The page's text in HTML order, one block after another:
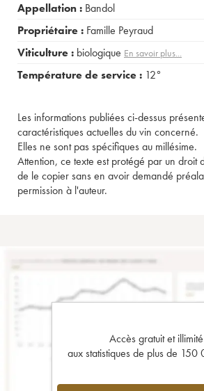
Appellation : Bandol
Propriétaire : Famille Peyraud
Viticulture : biologique En savoir plus...
Température de service : 12°
Les informations publiées ci-dessus
caractéristiques actuelles du vin concerné.
Elles ne sont pas spécifiques au millésime.
Attention, ce texte est protégé par un droit
de le copier sans en avoir demandé
permission à l'auteur.
Accès gratuit et illimité
aux statistiques de plus de 150